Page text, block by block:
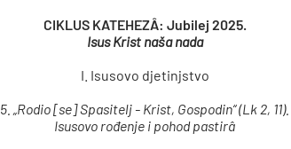
CIKLUS KATEHEZÂ: Jubilej 2025.
Isus Krist naša nada
I. Isusovo djetinjstvo
5. „Rodio [se] Spasitelj - Krist, Gospodin“ (Lk 2, 11).
Isusovo rođenje i pohod pastirâ